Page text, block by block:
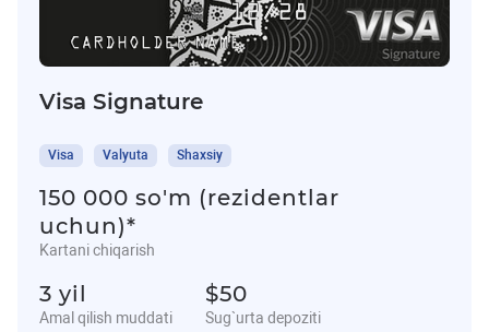
Visa Signature
Visa Valyuta Shaxsiy
150 000 so'm (rezidentlar
uchun)*
Kartani chiqarish
3 yil
Amal qilish muddati
$50
Sug`urta depoziti